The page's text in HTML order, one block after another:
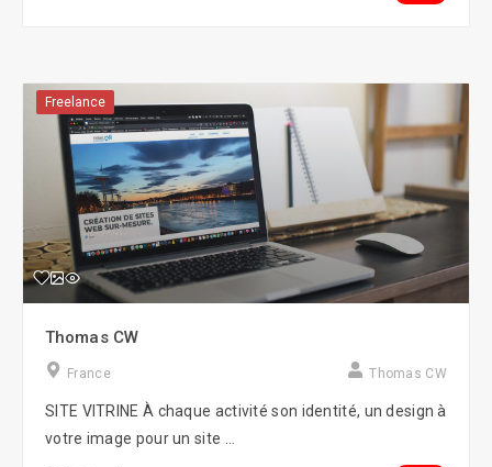
Freelance
Thomas CW
France Thomas CW
SITE VITRINE À chaque activité son identité, un design à
votre image pour un site ...